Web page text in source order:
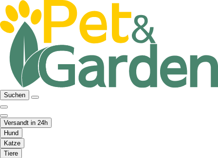
Suchen
Versandt in 24h
Hund
Katze
Tiere